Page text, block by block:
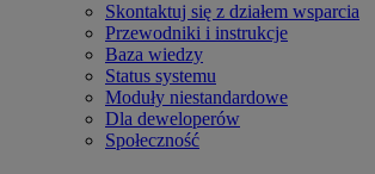
Skontaktuj się z działem wsparcia
Przewodniki i instrukcje
Baza wiedzy
Status systemu
Moduły niestandardowe
Dla deweloperów
Społeczność